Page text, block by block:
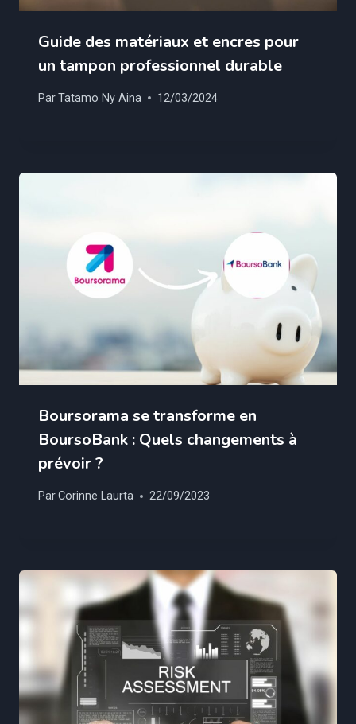
Guide des matériaux et encres pour
un tampon professionnel durable
ParTatamo Ny Aina 12/03/2024
Boursorama se transforme en
BoursoBank : Quels changements à
prévoir ?
ParCorinne Laurta 22/09/2023